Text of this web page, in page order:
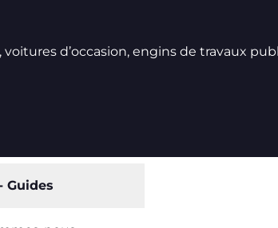
d’occasion, engins de travaux
Guides